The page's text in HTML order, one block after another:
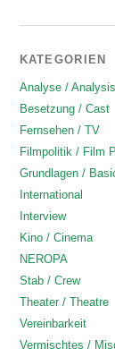
KATEGORIEN
Analyse / Analysis
Besetzung / Cast
Fernsehen / TV
Filmpolitik / Film
Grundlagen /
International
Interview
Kino / Cinema
NEROPA
Stab / Crew
Theater / Theatre
Vereinbarkeit
Vermischtes /